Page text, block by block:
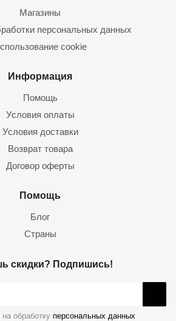
Магазины
персональных данных
cookie
Информация
Помощь
Условия оплаты
Условия доставки
Возврат товара
Договор оферты
Помощь
Блог
Страны
скидки? Подпишись!
на обработку персональных данных